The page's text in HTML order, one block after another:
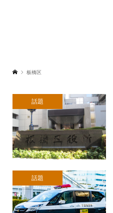
板橋区
話題
話題